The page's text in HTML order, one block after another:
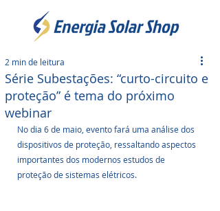
Série Subestações: “curto-circuito e
proteção” é tema do próximo
webinar
2 min de leitura
No dia 6 de maio, evento fará uma análise dos
dispositivos de proteção, ressaltando aspectos
importantes dos modernos estudos de
proteção de sistemas elétricos.